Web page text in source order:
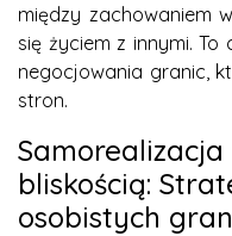
między zachowaniem
się życiem z innymi.
negocjowania granic,
stron.
bliskością:
osobistych